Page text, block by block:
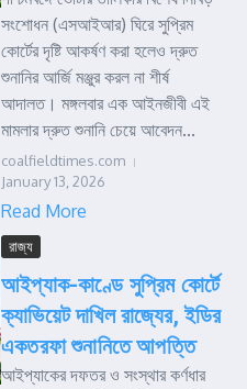
সংশোধন (এসআইআর) ঘিরে সুপ্রিম
কোর্টের দৃষ্টি আকর্ষণ করা হলেও দ্রুত
শুনানির আর্জি মঞ্জুর করল না শীর্ষ
আদালত। মঙ্গলবার এক আইনজীবী এই
মামলার দ্রুত শুনানি চেয়ে আবেদন...
coalfieldtimes.com
January 13, 2026
Read More
রাজ্য
আইপ্যাক-কাণ্ডে সুপ্রিম কোর্টে
ক্যাভিয়েট দাখিল রাজ্যের, ইডির
একতরফা শুনানিতে আপত্তি
আইপ্যাকের দফতর ও সংস্থার কর্ণধার